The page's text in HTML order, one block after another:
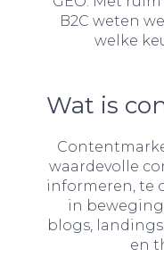
B2C weten
welke
Wat is
waardevolle
informeren, te
in
blogs,
en